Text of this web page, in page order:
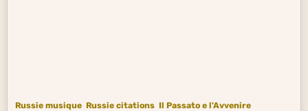
Russie musique Russie citations Il Passato e l'Avvenire